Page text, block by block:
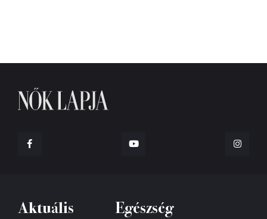
Aktuális Egészség